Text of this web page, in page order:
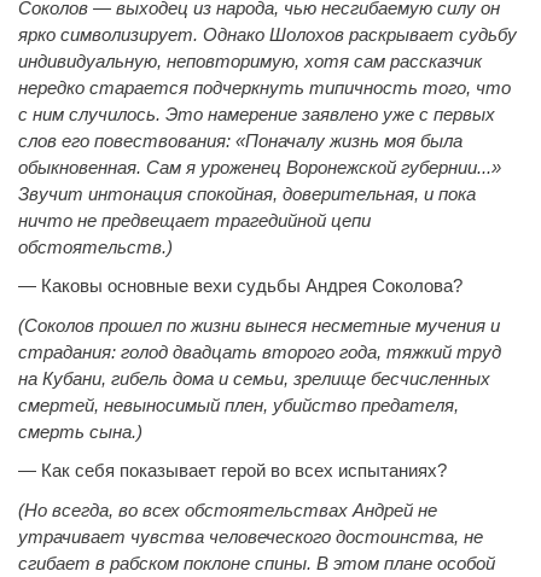
Соколов — выходец из народа, чью несгибаемую силу он
ярко символизирует. Однако Шолохов раскрывает судьбу
индивидуальную, неповторимую, хотя сам рассказчик
нередко старается подчеркнуть типичность того, что
с ним случилось. Это намерение заявлено уже с первых
слов его повествования: «Поначалу жизнь моя была
обыкновенная. Сам я уроженец Воронежской губернии...»
Звучит интонация спокойная, доверительная, и пока
ничто не предвещает трагедийной цепи
обстоятельств.)
— Каковы основные вехи судьбы Андрея Соколова?
(Соколов прошел по жизни вынеся несметные мучения и
страдания: голод двадцать второго года, тяжкий труд
на Кубани, гибель дома и семьи, зрелище бесчисленных
смертей, невыносимый плен, убийство предателя,
смерть сына.)
— Как себя показывает герой во всех испытаниях?
(Но всегда, во всех обстоятельствах Андрей не
утрачивает чувства человеческого достоинства, не
сгибает в рабском поклоне спины. В этом плане особой